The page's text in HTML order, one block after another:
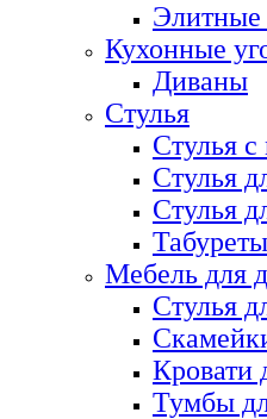
Элитные
Кухонные
Диваны
Стулья
Стулья
Стулья
Стулья
Табуреты
Мебель для
Стулья
Кровати
Тумбы